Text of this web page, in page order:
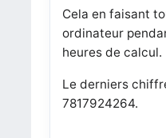
Cela en faisant
ordinateur
heures de calcul.
Le derniers
7817924264.